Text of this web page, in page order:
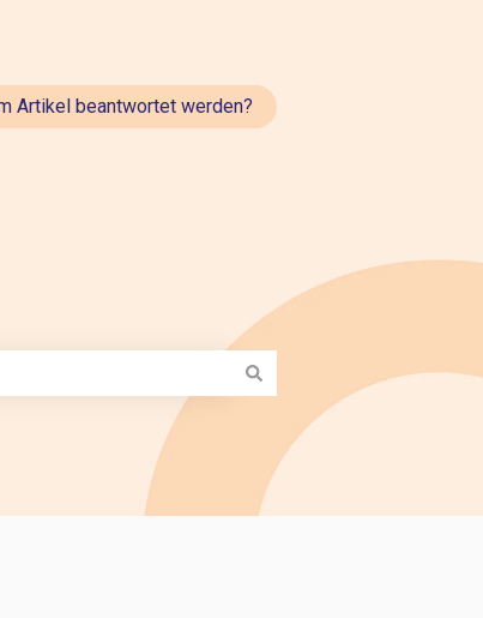
Artikel beantwortet werden?